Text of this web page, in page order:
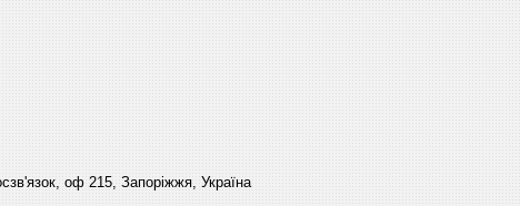
оф 215, Запоріжжя, Україна